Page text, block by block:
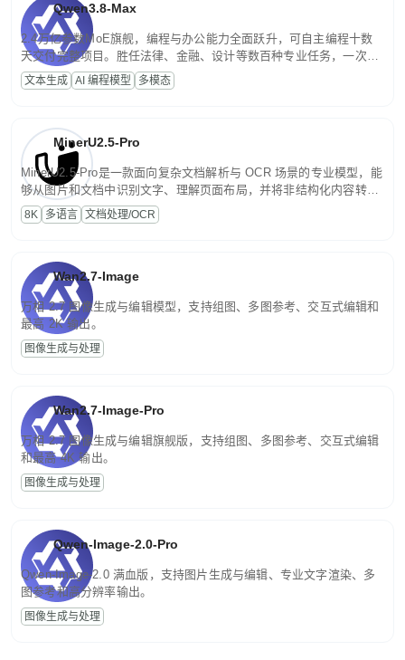
Qwen3.8-Max
2.4万亿参数MoE旗舰，编程与办公能力全面跃升，可自主编程十数
天交付完整项目。胜任法律、金融、设计等数百种专业任务，一次对
话端到端交付生产级成果。原生视觉理解贯穿规划、执行与验证全流
程，支持超长文档与长视频的深度语义解析。长程任务中自主规划与
文本生成 AI 编程模型 多模态
MinerU2.5-Pro
MinerU2.5-Pro是一款面向复杂文档解析与 OCR 场景的专业模型，能
够从图片和文档中识别文字、理解页面布局，并将非结构化内容转换
为便于存储、检索和二次处理的结构化结果。
8K 多语言 文档处理/OCR
Wan2.7-Image
万相 2.7 图像生成与编辑模型，支持组图、多图参考、交互式编辑和
最高 2K 输出。
图像生成与处理
Wan2.7-Image-Pro
万相 2.7 图像生成与编辑旗舰版，支持组图、多图参考、交互式编辑
和最高 4K 输出。
图像生成与处理
Qwen-Image-2.0-Pro
Qwen-Image-2.0 满血版，支持图片生成与编辑、专业文字渲染、多
图参考和高分辨率输出。
图像生成与处理